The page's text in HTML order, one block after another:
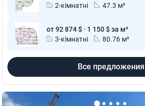
2-кімнатні
47.3 м²
от 92 874 $ · 1 150 $ за м²
3-кімнатні
80.76 м²
Все предложения